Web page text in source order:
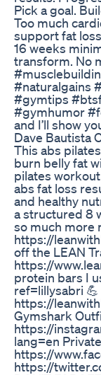
Pick a goal.
Too much
support fat
16 weeks
transform. No
#naturalgains
#gymtips
#gymhumor
and I’ll show
Dave Bautista
This abs
burn belly fat
pilates
abs fat loss
and healthy
a structured 8
so much more
https://
off the LEAN
https://
protein bars I
ref=lillysabri
https://
Gymshark
https://
lang=en
https://
https://